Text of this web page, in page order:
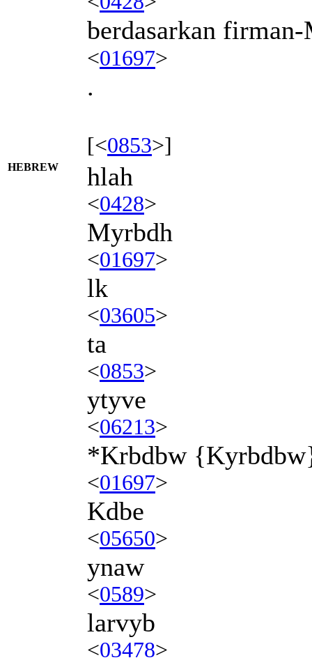
berdasarkan
<01697>
.
[<0853>]
HEBREW hlah
<0428>
Myrbdh
<01697>
lk
<03605>
ta
<0853>
ytyve
<06213>
*Krbdbw
<01697>
Kdbe
<05650>
ynaw
<0589>
larvyb
<03478>